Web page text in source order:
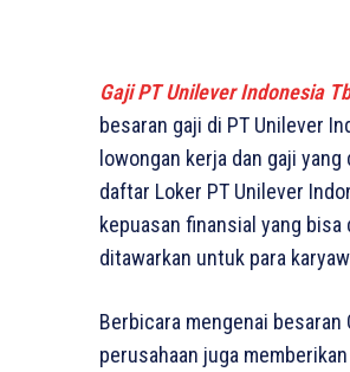
Gaji PT Unilever Indonesia
besaran gaji di PT Unilever
lowongan kerja dan gaji
daftar Loker PT Unilever
kepuasan finansial yang
ditawarkan untuk para
Berbicara mengenai besaran
perusahaan juga